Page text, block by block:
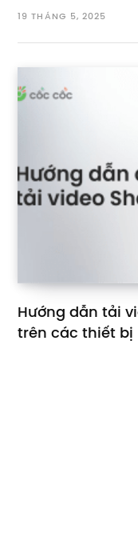
19 THÁNG 5, 2025
Hướng dẫn tải
trên các thiết bị